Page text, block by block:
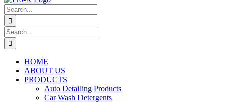
Search
for:
Search
for:
HOME
ABOUT US
PRODUCTS
Auto Detailing Products
Car Wash Detergents